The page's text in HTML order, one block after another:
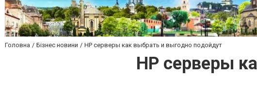
Головна Бізнес новини HP серверы как выбрать и выгодно подойдут
HP серверы